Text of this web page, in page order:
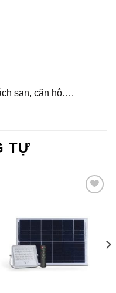
sạn, căn hộ….
TỰ